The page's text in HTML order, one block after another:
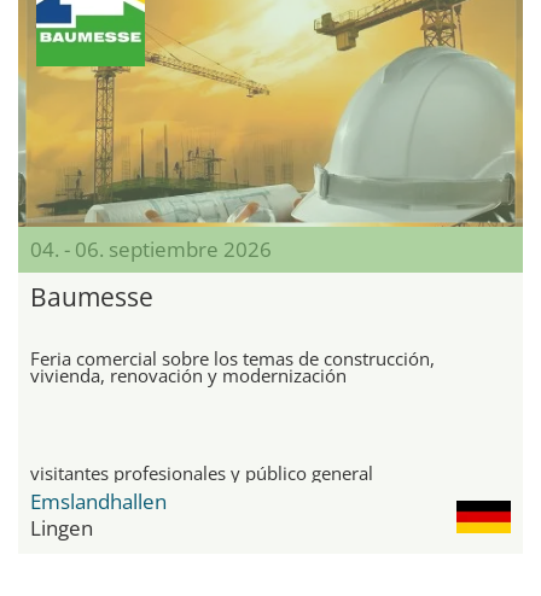
04. - 06. septiembre 2026
Baumesse
Feria comercial sobre los temas de construcción,
vivienda, renovación y modernización
visitantes profesionales y público general
Emslandhallen
Lingen